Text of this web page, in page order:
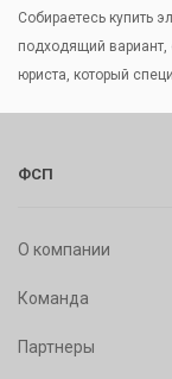
Собираетесь купить
подходящий вариант,
юриста, который
ФСП
О компании
Команда
Партнеры